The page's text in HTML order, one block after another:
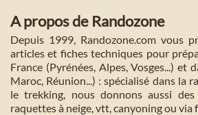
A propos de Randozone
Depuis 1999, Randozone.com vous
articles et fiches techniques pour
France (Pyrénées, Alpes, Vosges...) et
Maroc, Réunion...) : spécialisé dans la
le trekking, nous donnons aussi
raquettes à neige, vtt, canyoning ou via